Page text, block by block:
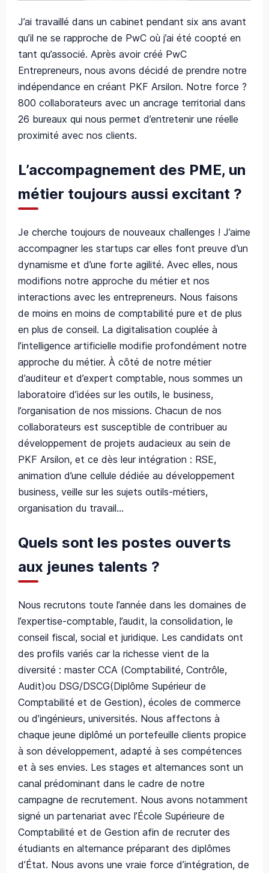
J’ai travaillé dans un cabinet pendant six ans avant
qu’il ne se rapproche de PwC où j’ai été coopté en
tant qu’associé. Après avoir créé PwC
Entrepreneurs, nous avons décidé de prendre notre
indépendance en créant PKF Arsilon. Notre force ?
800 collaborateurs avec un ancrage territorial dans
26 bureaux qui nous permet d’entretenir une réelle
proximité avec nos clients.
L’accompagnement des PME, un
métier toujours aussi excitant ?
Je cherche toujours de nouveaux challenges ! J’aime
accompagner les startups car elles font preuve d’un
dynamisme et d’une forte agilité. Avec elles, nous
modifions notre approche du métier et nos
interactions avec les entrepreneurs. Nous faisons
de moins en moins de comptabilité pure et de plus
en plus de conseil. La digitalisation couplée à
l’intelligence artificielle modifie profondément notre
approche du métier. À côté de notre métier
d’auditeur et d’expert comptable, nous sommes un
laboratoire d’idées sur les outils, le business,
l’organisation de nos missions. Chacun de nos
collaborateurs est susceptible de contribuer au
développement de projets audacieux au sein de
PKF Arsilon, et ce dès leur intégration : RSE,
animation d’une cellule dédiée au développement
business, veille sur les sujets outils-métiers,
organisation du travail…
Quels sont les postes ouverts
aux jeunes talents ?
Nous recrutons toute l’année dans les domaines de
l’expertise-comptable, l’audit, la consolidation, le
conseil fiscal, social et juridique. Les candidats ont
des profils variés car la richesse vient de la
diversité : master CCA (Comptabilité, Contrôle,
Audit)ou DSG/DSCG(Diplôme Supérieur de
Comptabilité et de Gestion), écoles de commerce
ou d’ingénieurs, universités. Nous affectons à
chaque jeune diplômé un portefeuille clients propice
à son développement, adapté à ses compétences
et à ses envies. Les stages et alternances sont un
canal prédominant dans le cadre de notre
campagne de recrutement. Nous avons notamment
signé un partenariat avec l’École Supérieure de
Comptabilité et de Gestion afin de recruter des
étudiants en alternance préparant des diplômes
d’État. Nous avons une vraie force d’intégration, de